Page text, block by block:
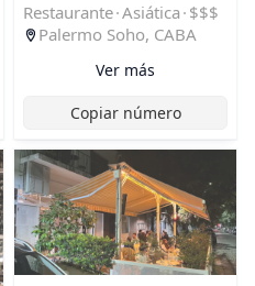
Restaurante·Asiática · $$$
Palermo Soho, CABA
Ver más
Copiar número